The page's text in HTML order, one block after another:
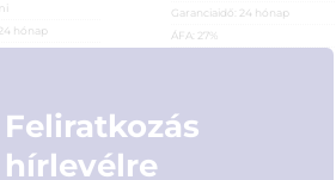
24 hónap
Garanciaidő:
24 hónap
ÁFA:
27%
Feliratkozás
hírlevélre